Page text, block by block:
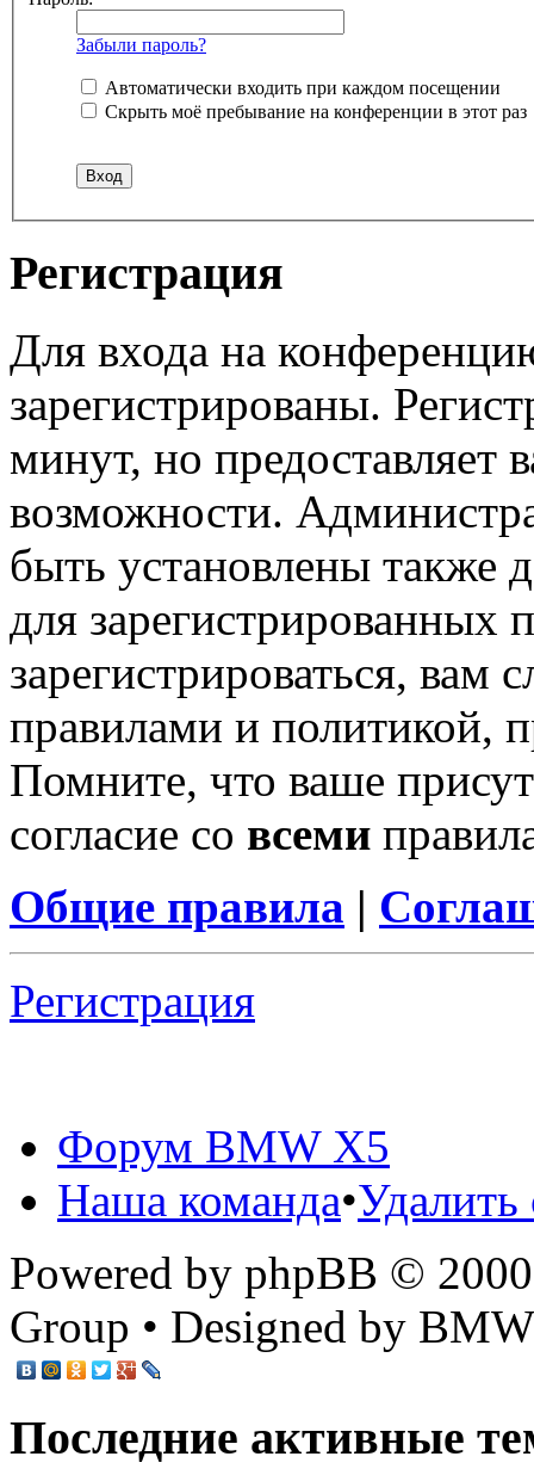
Забыли пароль?
Автоматически входить при каждом посещении
Скрыть моё пребывание на конференции в этот раз
Регистрация
Для входа на
зарегистрированы.
минут, но предоставляет
возможности.
быть установлены также
для зарегистрированных
зарегистрироваться, вам
правилами и политикой,
Помните, что ваше
согласие со всеми
Общие правила |
Регистрация
Форум BMW X5
Наша команда•
Powered by phpBB ©
Group • Designed by
Последние активные